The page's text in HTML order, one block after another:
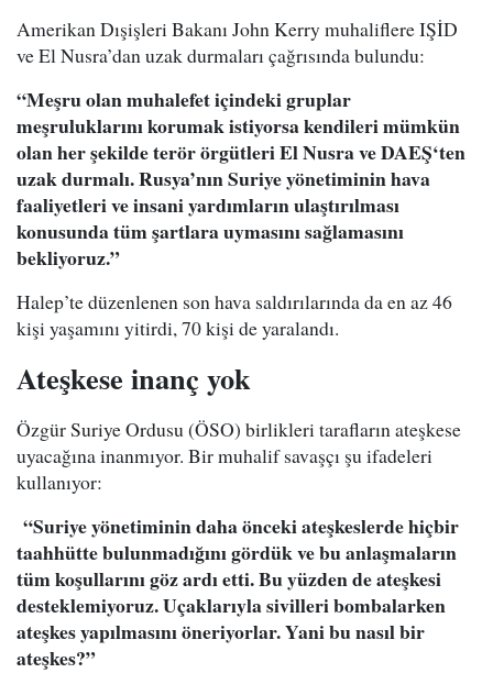
Amerikan Dışişleri Bakanı John Kerry muhaliflere IŞİD
ve El Nusra’dan uzak durmaları çağrısında bulundu:
“Meşru olan muhalefet içindeki gruplar
meşruluklarını korumak istiyorsa kendileri mümkün
olan her şekilde terör örgütleri El Nusra ve DAEŞ‘ten
uzak durmalı. Rusya’nın Suriye yönetiminin hava
faaliyetleri ve insani yardımların ulaştırılması
konusunda tüm şartlara uymasını sağlamasını
bekliyoruz.”
Halep’te düzenlenen son hava saldırılarında da en az 46
kişi yaşamını yitirdi, 70 kişi de yaralandı.
Ateşkese inanç yok
Özgür Suriye Ordusu (ÖSO) birlikleri tarafların ateşkese
uyacağına inanmıyor. Bir muhalif savaşçı şu ifadeleri
kullanıyor:
“Suriye yönetiminin daha önceki ateşkeslerde hiçbir
taahhütte bulunmadığını gördük ve bu anlaşmaların
tüm koşullarını göz ardı etti. Bu yüzden de ateşkesi
desteklemiyoruz. Uçaklarıyla sivilleri bombalarken
ateşkes yapılmasını öneriyorlar. Yani bu nasıl bir
ateşkes?”